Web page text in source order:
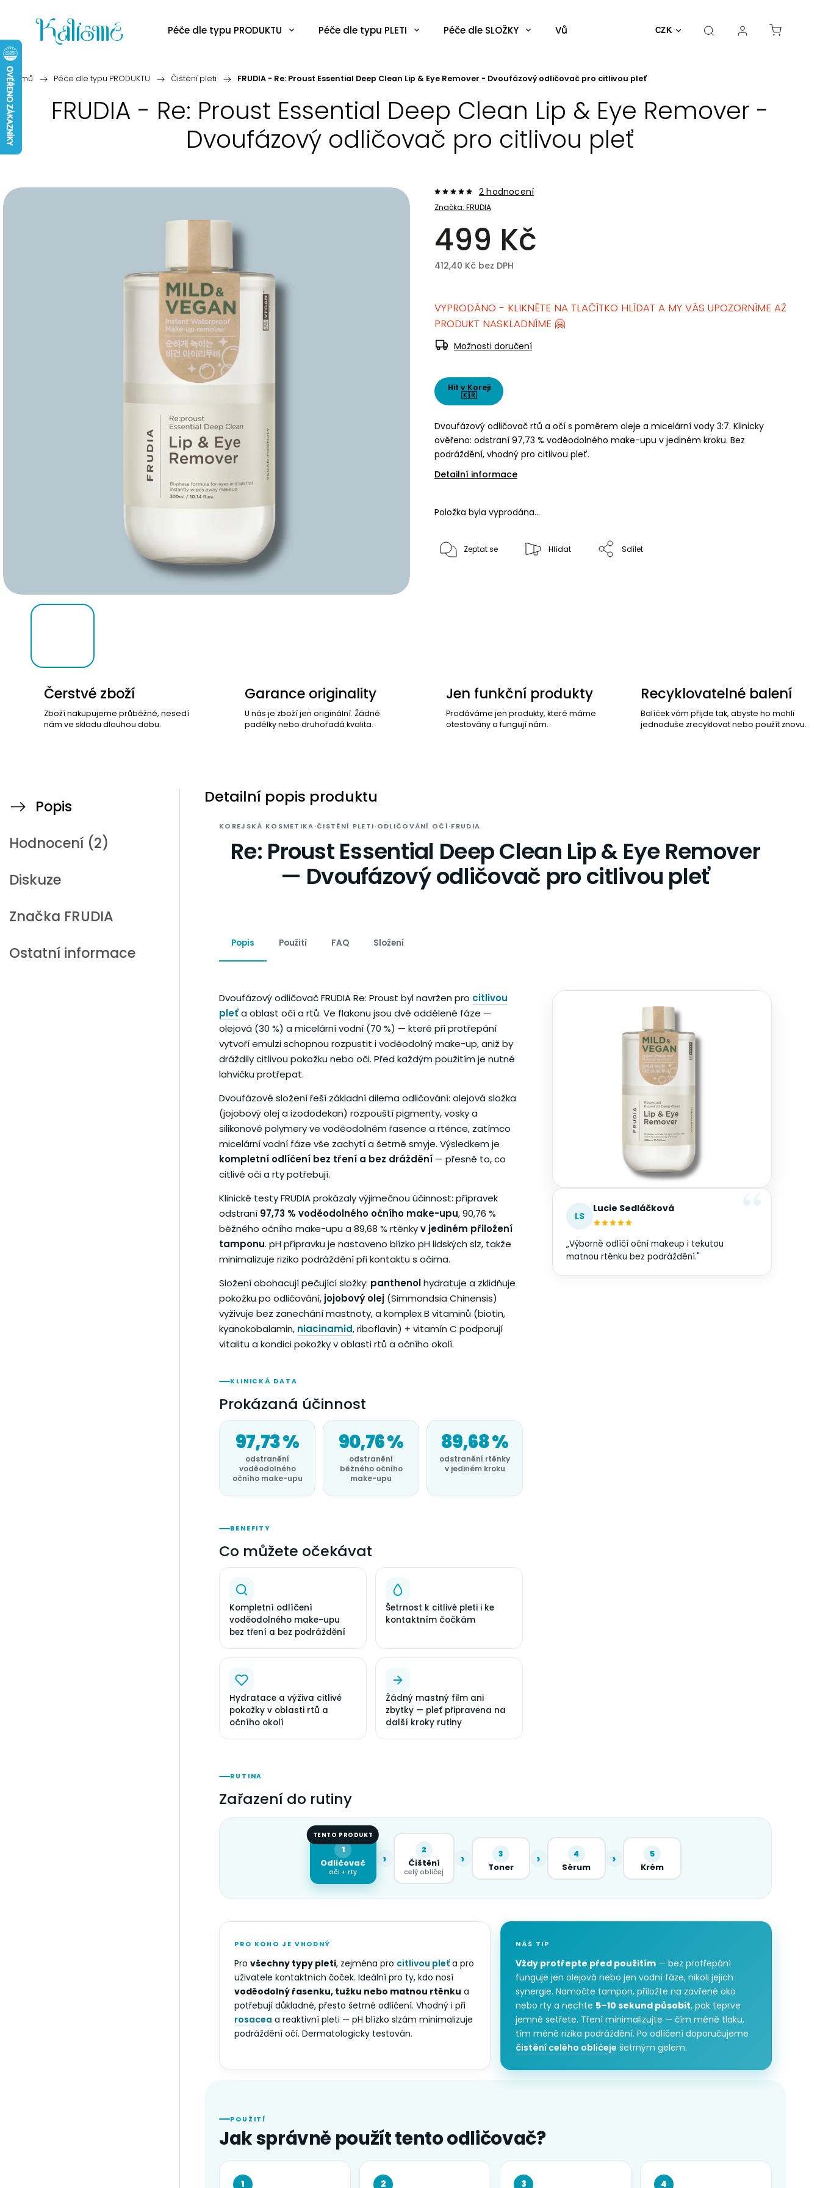
CZK
Péče dle typu PRODUKTU Péče dle typu PLETI Péče dle SLOŽKY Vůně a parfémy Dekorativní kosmetika
Domů / Péče dle typu PRODUKTU / Čištění pleti / FRUDIA - Re: Proust Essential Deep Clean Lip & Eye Remover - Dvoufázový odličovač pro citlivou pleť
FRUDIA - Re: Proust Essential Deep Clean Lip & Eye Remover -
Dvoufázový odličovač pro citlivou pleť
Značka:FRUDIA
2 hodnocení
499 Kč
412,40 Kč bez DPH
Hit v Koreji
🇰🇷
Dvoufázový odličovač rtů a očí s poměrem oleje a micelární vody 3:7. Klinicky
ověřeno: odstraní 97,73 % voděodolného make-upu v jediném kroku. Bez
podráždění, vhodný pro citlivou pleť.
Detailní informace
Položka byla vyprodána…
VYPRODÁNO - KLIKNĚTE NA TLAČÍTKO HLÍDAT A MY VÁS UPOZORNÍME AŽ
PRODUKT NASKLADNÍME 🤗
Možnosti doručení
Zeptat se Hlídat Sdílet
Čerstvé zboží
Zboží nakupujeme průběžně, nesedí
nám ve skladu dlouhou dobu.
Garance originality
U nás je zboží jen originální. Žádné
padělky nebo druhořadá kvalita.
Jen funkční produkty
Prodáváme jen produkty, které máme
otestovány a fungují nám.
Recyklovatelné balení
Balíček vám přijde tak, abyste ho mohli
jednoduše zrecyklovat nebo použít znovu.
Popis
Hodnocení (2)
Diskuze
Značka FRUDIA
Ostatní informace
Detailní popis produktu
KOREJSKÁ KOSMETIKA·ČISTĚNÍ PLETI·ODLIČOVÁNÍ OČÍ·FRUDIA
Re: Proust Essential Deep Clean Lip & Eye Remover
— Dvoufázový odličovač pro citlivou pleť
Popis Použití FAQ Složení
Dvoufázový odličovač FRUDIA Re: Proust byl navržen pro citlivou
pleťa oblast očí a rtů. Ve flakonu jsou dvě oddělené fáze —
olejová (30 %) a micelární vodní (70 %) — které při protřepání
vytvoří emulzi schopnou rozpustit i voděodolný make-up, aniž by
dráždily citlivou pokožku nebo oči. Před každým použitím je nutné
lahvičku protřepat.
Dvoufázové složení řeší základní dilema odličování: olejová složka
(jojobový olej a izododekan) rozpouští pigmenty, vosky a
silikonové polymery ve voděodolném řasence a rtěnce, zatímco
micelární vodní fáze vše zachytí a šetrně smyje. Výsledkem je
kompletní odlíčení bez tření a bez dráždění — přesně to, co
citlivé oči a rty potřebují.
Klinické testy FRUDIA prokázaly výjimečnou účinnost: přípravek
odstraní 97,73 % voděodolného očního make-upu, 90,76 %
běžného očního make-upu a 89,68 % rtěnkyv jediném přiložení
tamponu. pH přípravku je nastaveno blízko pH lidských slz, takže
minimalizuje riziko podráždění při kontaktu s očima.
Složení obohacují pečující složky: panthenolhydratuje a zklidňuje
pokožku po odličování, jojobový olej (Simmondsia Chinensis)
vyživuje bez zanechání mastnoty, a komplex B vitaminů (biotin,
kyanokobalamin, niacinamid, riboflavin) + vitamín C podporují
vitalitu a kondici pokožky v oblasti rtů a očního okolí.
KLINICKÁ DATA
Prokázaná účinnost
97,73 %
odstranění
voděodolného
očního make-upu
90,76 %
odstranění
běžného očního
make-upu
89,68 %
odstranění rtěnky
v jediném kroku
BENEFITY
Co můžete očekávat
Kompletní odlíčení
voděodolného make-upu
bez tření a bez podráždění
Šetrnost k citlivé pleti i ke
kontaktním čočkám
Hydratace a výživa citlivé
pokožky v oblasti rtů a
očního okolí
Žádný mastný film ani
zbytky — pleť připravena na
další kroky rutiny
LS
Lucie Sedláčková
„Výborně odlíčí oční makeup i tekutou
matnou rtěnku bez podráždění."
RUTINA
Zařazení do rutiny
TENTO PRODUKT
1
Odličovač
oči + rty
›
2
Čištění
celý obličej
› 3
Toner › 4
Sérum › 5
Krém
PRO KOHO JE VHODNÝ
Pro všechny typy pleti, zejména pro citlivou pleťa pro
uživatele kontaktních čoček. Ideální pro ty, kdo nosí
voděodolný řasenku, tužku nebo matnou rtěnku a
potřebují důkladné, přesto šetrné odlíčení. Vhodný i při
rosacea a reaktivní pleti — pH blízko slzám minimalizuje
podráždění očí. Dermatologicky testován.
NÁŠ TIP
Vždy protřepte před použitím — bez protřepání
funguje jen olejová nebo jen vodní fáze, nikoli jejich
synergie. Namočte tampon, přiložte na zavřené oko
nebo rty a nechte 5–10 sekund působit, pak teprve
jemně setřete. Tření minimalizujte — čím méně tlaku,
tím méně rizika podráždění. Po odlíčení doporučujeme
čistění celého obličeje šetrným gelem.
POUŽITÍ
Jak správně použít tento odličovač?
1 2 3 4